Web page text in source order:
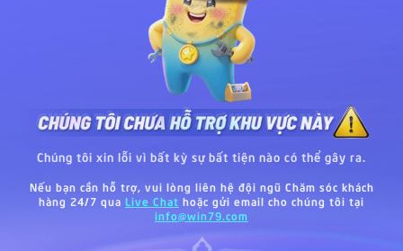
Chúng tôi xin lỗi vì bất kỳ sự bất tiện nào có thể gây ra.
Nếu bạn cần hỗ trợ, vui lòng liên hệ đội ngũ Chăm sóc khách
hàng 24/7 qua Live Chat hoặc gửi email cho chúng tôi tại
info@win79.com